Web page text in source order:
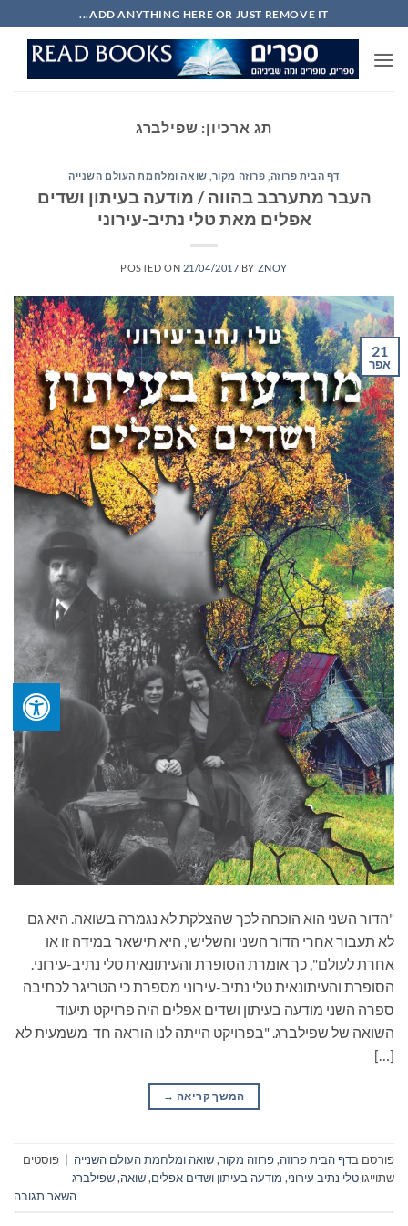
to
content
ADD ANYTHING HERE OR JUST REMOVE IT...
תג ארכיון: שפילברג
דף הבית פרוזה פרוזה מקור שואה ומלחמת העולם השנייה
העבר מתערבב בהווה / מודעה בעיתון ושדים
אפלים מאת טלי נתיב-עירוני
POSTED ON 21/04/2017 BY ZNOY
21
אפר
"הדור השני הוא הוכחה לכך שהצלקת לא נגמרה בשואה. היא גם
לא תעבור אחרי הדור השני והשלישי, היא תישאר במידה זו או
אחרת לעולם", כך אומרת הסופרת והעיתונאית טלי נתיב-עירוני.
הסופרת והעיתונאית טלי נתיב-עירוני מספרת כי הטריגר לכתיבה
ספרה השני מודעה בעיתון ושדים אפלים היה פרויקט תיעוד
השואה של שפילברג. "בפרויקט הייתה לנו הוראה חד-משמעית לא
[…]
המשך קריאה →
פורסם בדף הבית פרוזה,פרוזה מקור,שואה ומלחמת העולם השנייה | פוסטים
שתוייגו טלי נתיב עירוני, מודעה בעיתון ושדים אפלים,שואה,שפילברג
השאר תגובה